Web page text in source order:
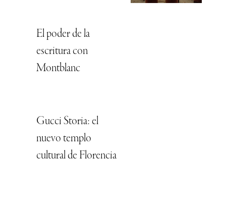
El poder de la
escritura con
Montblanc
Gucci Storia: el
nuevo templo
cultural de Florencia